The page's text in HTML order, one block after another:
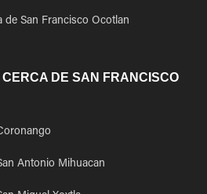
San Francisco Ocotlan
DE SAN FRANCISCO
Antonio Mihuacan